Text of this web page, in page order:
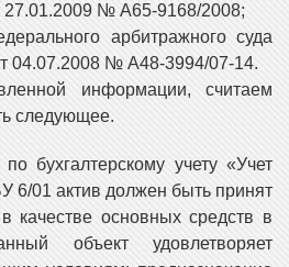
27.01.2009 № А65-9168/2008;
арбитражного суда
04.07.2008 № А48-3994/07-14.
информации, считаем
следующее.
бухгалтерскому учету «Учет
6/01 актив должен быть принят
качестве основных средств в
объект удовлетворяет